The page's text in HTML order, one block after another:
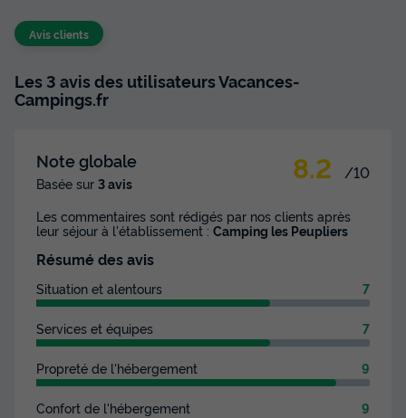
Avis clients
Les 3 avis des utilisateurs Vacances-
Campings.fr
Note globale
Basée sur 3 avis 8.2 /10
Les commentaires sont rédigés par nos clients après
leur séjour à l'établissement : Camping les Peupliers
Résumé des avis
Situation et alentours 7
Services et équipes 7
Propreté de l'hébergement 9
Confort de l'hébergement 9